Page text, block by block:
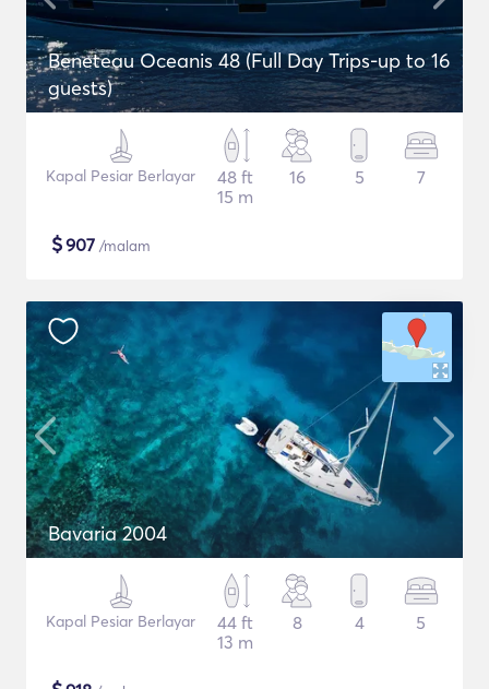
Beneteau Oceanis 48 (Full Day Trips-up to 16
guests)
Kapal Pesiar Berlayar
48 ft
15 m
16 5 7
$907 /malam
Bavaria 2004
Kapal Pesiar Berlayar
44 ft
13 m
8 4 5